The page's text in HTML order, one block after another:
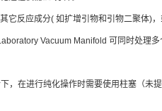
它反应成分( 如扩增引物和引物二聚体)，
Vacuum Manifold 可同时处理多
，在进行纯化操作时需要使用柱塞（未提